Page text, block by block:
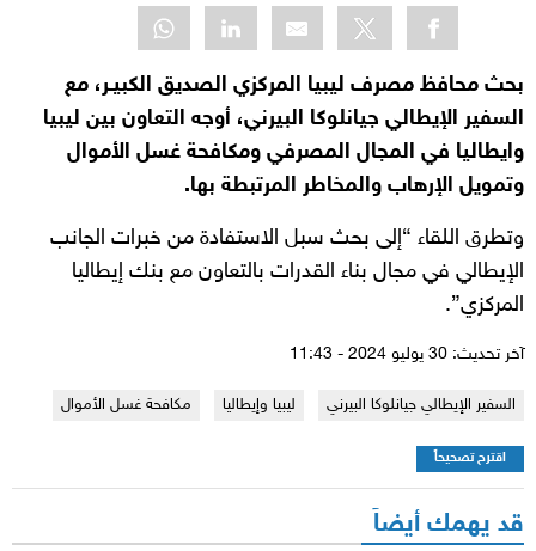
بحث محافظ مصرف ليبيا المركزي الصديق الكبيـر، مع
السفير الإيطالي جيانلوكا البيرني، أوجه التعاون بين ليبيا
وايطاليا في المجال المصرفي ومكافحة غسل الأموال
وتمويل الإرهاب والمخاطر المرتبطة بها.
وتطرق اللقاء “إلى بحث سبل الاستفادة من خبرات الجانب
الإيطالي في مجال بناء القدرات بالتعاون مع بنك إيطاليا
المركزي”.
آخر تحديث: 30 يوليو 2024 - 11:43
السفير الإيطالي جيانلوكا البيرني ليبيا وإيطاليا مكافحة غسل الأموال
اقترح تصحيحاً
قد يهمك أيضاً